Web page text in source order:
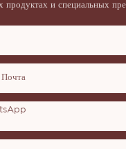
продуктах и ​​специальных
Почта